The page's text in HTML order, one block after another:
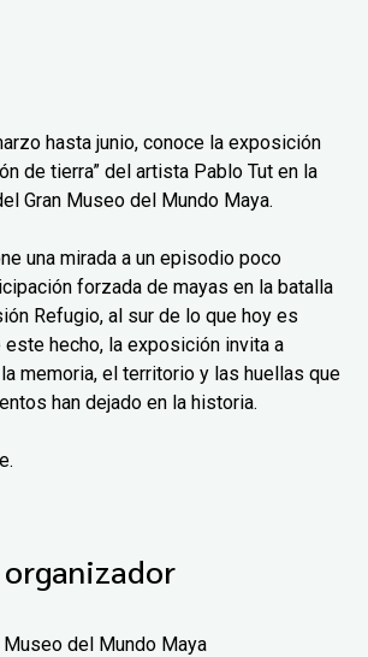
hasta junio, conoce la exposición
de tierra” del artista Pablo Tut en la
Gran Museo del Mundo Maya.
una mirada a un episodio poco
forzada de mayas en la batalla
Refugio, al sur de lo que hoy es
este hecho, la exposición invita a
memoria, el territorio y las huellas que
han dejado en la historia.
Museo del Mundo Maya